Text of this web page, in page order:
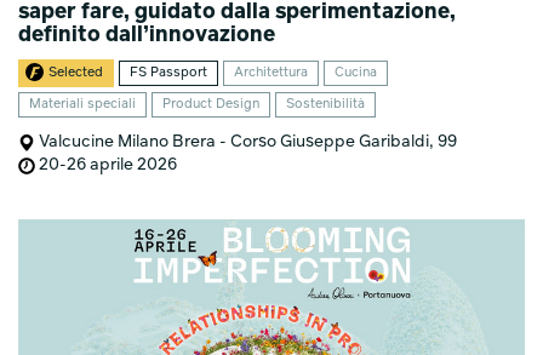
saper fare, guidato dalla sperimentazione,
definito dall’innovazione
Selected FS Passport Architettura Cucina
Materiali speciali Product Design Sostenibilità
Valcucine Milano Brera - Corso Giuseppe Garibaldi, 99
20-26 aprile 2026